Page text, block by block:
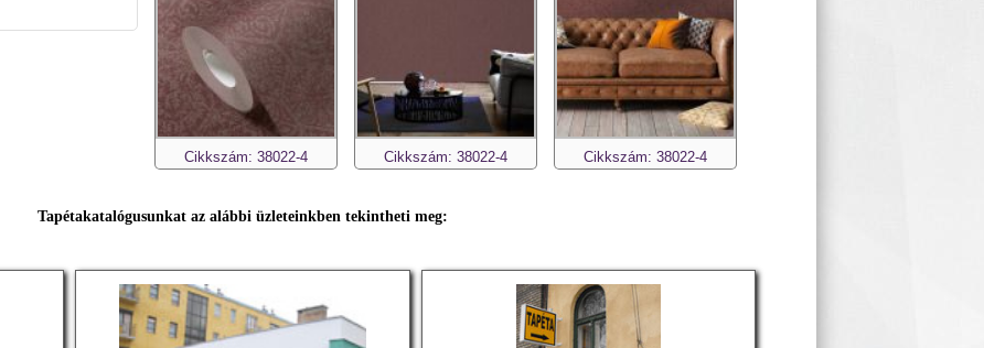
Cikkszám: 38022-4 Cikkszám: 38022-4 Cikkszám: 38022-4
Tapétakatalógusunkat az alábbi üzleteinkben tekintheti meg: